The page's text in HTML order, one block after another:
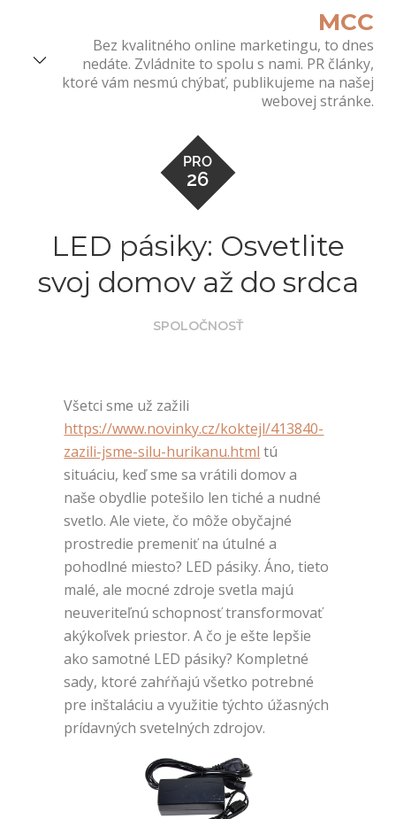
content
MCC
Bez kvalitného online marketingu, to dnes
nedáte. Zvládnite to spolu s nami. PR články,
ktoré vám nesmú chýbať, publikujeme na našej
webovej stránke.
PRO
26
LED pásiky: Osvetlite
svoj domov až do srdca
SPOLOČNOSŤ
Všetci sme už zažili
https://www.novinky.cz/koktejl/413840-
zazili-jsme-silu-hurikanu.html tú
situáciu, keď sme sa vrátili domov a
naše obydlie potešilo len tiché a nudné
svetlo. Ale viete, čo môže obyčajné
prostredie premeniť na útulné a
pohodlné miesto? LED pásiky. Áno, tieto
malé, ale mocné zdroje svetla majú
neuveriteľnú schopnosť transformovať
akýkoľvek priestor. A čo je ešte lepšie
ako samotné LED pásiky? Kompletné
sady, ktoré zahŕňajú všetko potrebné
pre inštaláciu a využitie týchto úžasných
prídavných svetelných zdrojov.